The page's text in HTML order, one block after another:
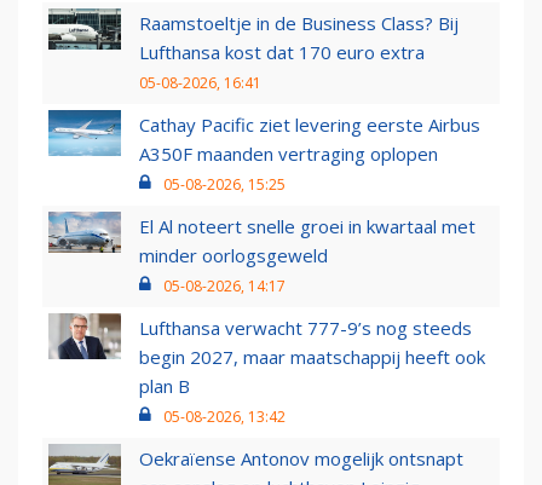
Raamstoeltje in de Business Class? Bij
Lufthansa kost dat 170 euro extra
05-08-2026, 16:41
Cathay Pacific ziet levering eerste Airbus
A350F maanden vertraging oplopen
05-08-2026, 15:25
El Al noteert snelle groei in kwartaal met
minder oorlogsgeweld
05-08-2026, 14:17
Lufthansa verwacht 777-9’s nog steeds
begin 2027, maar maatschappij heeft ook
plan B
05-08-2026, 13:42
Oekraïense Antonov mogelijk ontsnapt